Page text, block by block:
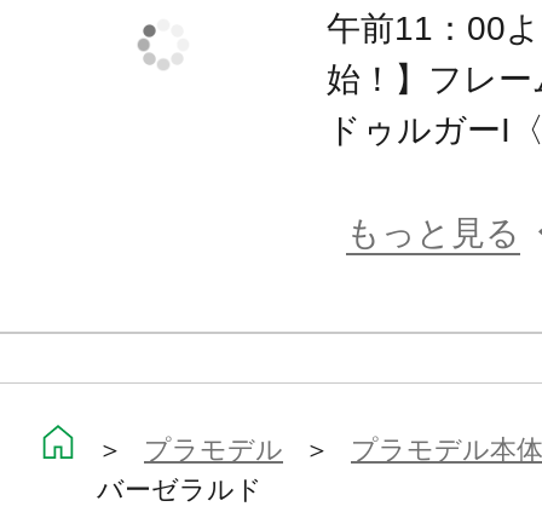
色分けされた成型色、タンポ印刷済
り、塗装せずに組んだだけでも完成
フレームアームズの特徴である各部
フレームアームズシリーズの武器、
今後発売予定のFAガール各機体との
※画像は試作品です。実際の商品と
ます。また撮影用に塗装されており
午前11：00
始！】フレ
ドゥルガーI
もっと見る
＞ プラモデル ＞ プラモデル本体
バーゼラルド